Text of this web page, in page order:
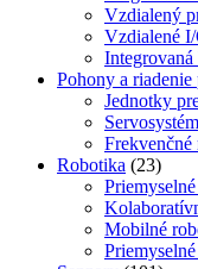
Vzdialený
Vzdialené
Pohony a riadenie
Jednotky
Frekvenčné
Robotika (23)
Mobilné